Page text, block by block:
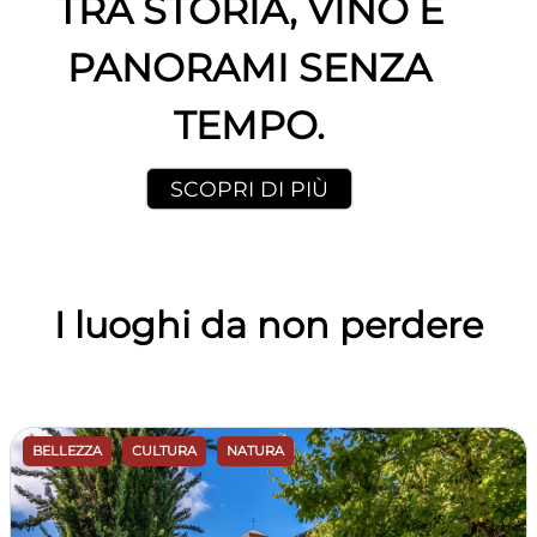
TRA STORIA, VINO E
PANORAMI SENZA
TEMPO.
SCOPRI DI PIÙ
I luoghi da non perdere
BELLEZZA CULTURA NATURA